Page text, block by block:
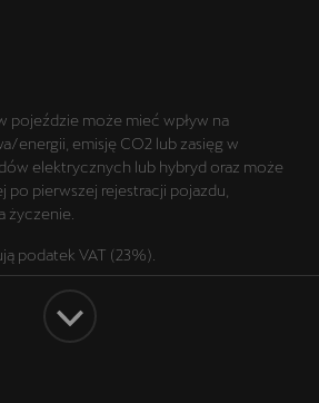
pojeździe może mieć wpływ na
energii, emisję CO2 lub zasięg w
elektrycznych lub hybryd oraz może
po pierwszej rejestracji pojazdu,
życzenie.
podatek VAT (23%).
informacje, w szczególności zdjęcia,
opisy, rysunki lub parametry techniczne
rozumieniu Kodeksu cywilnego oraz nie